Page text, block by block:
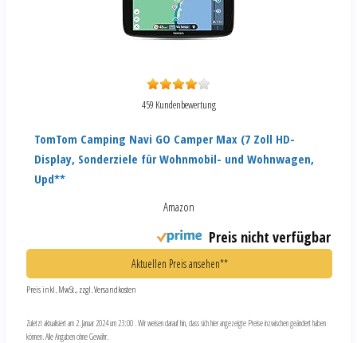
459 Kundenbewertung
TomTom Camping Navi GO Camper Max (7 Zoll HD-
Display, Sonderziele für Wohnmobil- und Wohnwagen,
Upd**
Amazon
Preis nicht verfügbar
Aktuellen Preis ansehen**
Preis inkl. MwSt., zzgl. Versandkosten
Zuletzt aktualisiert am 2. Januar 2024 um 23:00 . Wir weisen darauf hin, dass sich hier angezeigte Preise inzwischen geändert haben
können. Alle Angaben ohne Gewähr.